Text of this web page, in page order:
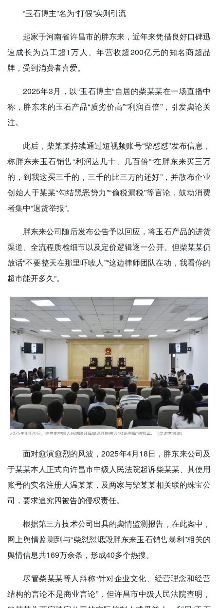
“玉石博主”名为“打假”实则引流
起家于河南省许昌市的胖东来，近年来凭借良好口碑迅
速成长为员工超1万人、年营收超200亿元的知名商超品
牌，受到消费者喜爱。
2025年3月，以“玉石博主”自居的柴某某在一场直播中
称，胖东来的玉石产品“质劣价高”“利润百倍”，引发舆论关
注。
此后，柴某某持续通过短视频账号“柴怼怼”发布信息，
称胖东来玉石销售“利润达几十、几百倍”“在胖东来买三万
的，到我这买三千的，三千的比三万的还好”，并散布企业
创始人于某某“勾结黑恶势力”“偷税漏税”等言论，鼓动消费
者集中“退货举报”。
胖东来公司随后发布公告予以回应，将玉石产品的进货
渠道、全流程质检细节以及定价逻辑逐一公开。但柴某某仍
放话“不要整天在那里吓唬人”“这边律师团队在动，我看你的
超市能开多久”。
面对愈演愈烈的风波，2025年4月18日，胖东来公司及
于某某本人正式向许昌市中级人民法院起诉柴某某、其使用
账号的实名注册人温某某，及两家与柴某某相关联的珠宝公
司，要求追究四被告的侵权责任。
根据第三方技术公司出具的舆情监测报告，在此案中，
网上舆情监测到与“柴怼怼诋毁胖东来玉石销售暴利”相关的
舆情信息共169万余条，形成40多个热搜。
尽管柴某某等人辩称“针对企业文化、经营理念和经营
结构的言论不是商业言论”，但许昌市中级人民法院查明，